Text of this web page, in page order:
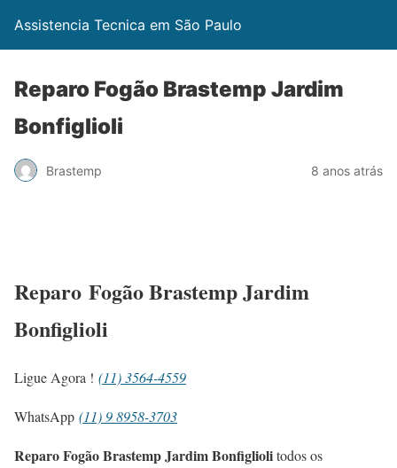
Assistencia Tecnica em São Paulo
Reparo Fogão Brastemp Jardim
Bonfiglioli
Brastemp 8 anos atrás
Reparo Fogão Brastemp Jardim
Bonfiglioli
Ligue Agora ! (11) 3564-4559
WhatsApp (11) 9 8958-3703
Reparo Fogão Brastemp Jardim Bonfigliolitodos os